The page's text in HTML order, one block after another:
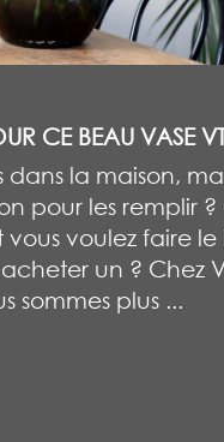
CE BEAU VASE
dans la maison,
pour les remplir ?
vous voulez faire
un ? Chez
sommes plus ...